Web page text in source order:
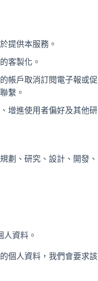
提供本服務。
客製化。
帳戶取消訂閱電子報或促
繫。
增進使用者偏好及其他研
劃、研究、設計、開發、
資料。
個人資料，我們會要求該